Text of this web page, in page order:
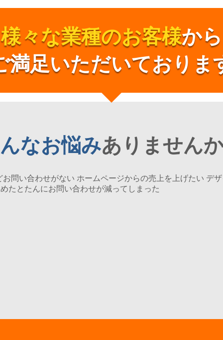
様々な業種のお客様から
満足いただいておりま
なお悩みありません